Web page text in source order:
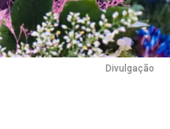
Divulgação